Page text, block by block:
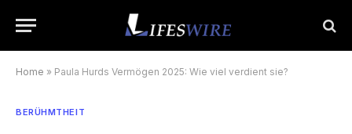
Home » Paula Hurds Vermögen 2025: Wie viel verdient sie?
BERÜHMTHEIT